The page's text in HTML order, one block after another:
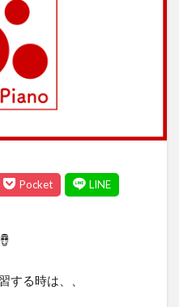
する時は、、